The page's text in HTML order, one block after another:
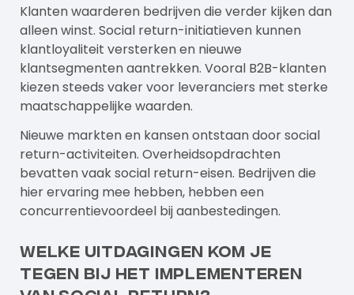
Klanten waarderen bedrijven die verder kijken dan
alleen winst. Social return-initiatieven kunnen
klantloyaliteit versterken en nieuwe
klantsegmenten aantrekken. Vooral B2B-klanten
kiezen steeds vaker voor leveranciers met sterke
maatschappelijke waarden.
Nieuwe markten en kansen ontstaan door social
return-activiteiten. Overheidsopdrachten
bevatten vaak social return-eisen. Bedrijven die
hier ervaring mee hebben, hebben een
concurrentievoordeel bij aanbestedingen.
Welke uitdagingen kom je
tegen bij het implementeren